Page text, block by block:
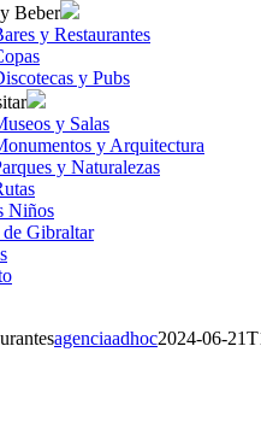
Beber
y Restaurantes
y Pubs
y Salas
y Arquitectura
y Naturalezas
Niños
Gibraltar
agenciaadhoc2024-06-